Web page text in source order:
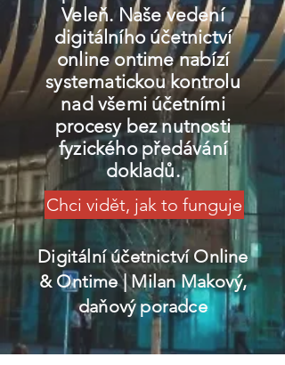
Veleň. Naše vedení
digitálního účetnictví
online ontime nabízí
systematickou kontrolu
nad všemi účetními
procesy bez nutnosti
fyzického předávání
dokladů.
Chci vidět, jak to funguje
Digitální účetnictví Online
& Ontime| Milan Makový,
daňový poradce